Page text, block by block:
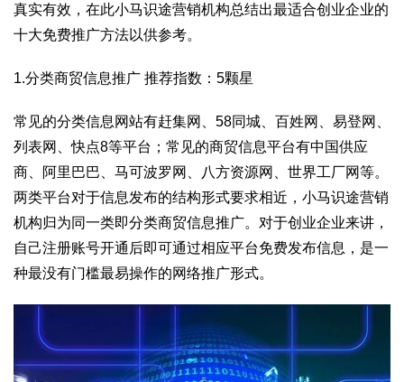
真实有效，在此小马识途营销机构总结出最适合创业企业的
十大免费推广方法以供参考。
1.分类商贸信息推广 推荐指数：5颗星
常见的分类信息网站有赶集网、58同城、百姓网、易登网、
列表网、快点8等平台；常见的商贸信息平台有中国供应
商、阿里巴巴、马可波罗网、八方资源网、世界工厂网等。
两类平台对于信息发布的结构形式要求相近，小马识途营销
机构归为同一类即分类商贸信息推广。对于创业企业来讲，
自己注册账号开通后即可通过相应平台免费发布信息，是一
种最没有门槛最易操作的网络推广形式。